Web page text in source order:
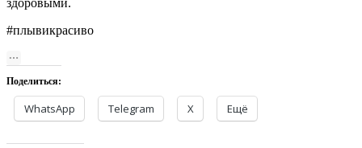
#плывикрасиво
Поделиться:
WhatsApp Telegram X Ещё